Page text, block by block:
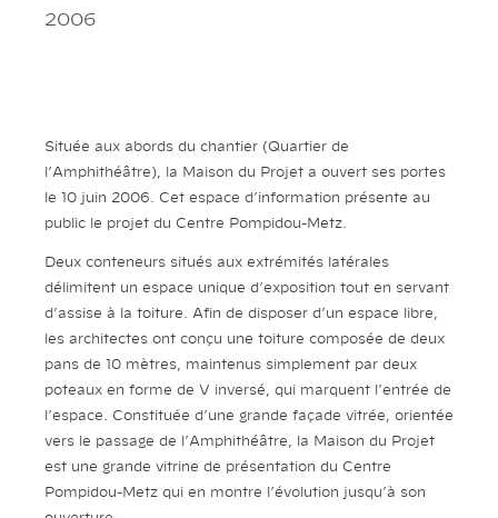
2006
Située aux abords du chantier (Quartier de
l’Amphithéâtre), la Maison du Projet a ouvert ses portes
le 10 juin 2006. Cet espace d’information présente au
public le projet du Centre Pompidou-Metz.
Deux conteneurs situés aux extrémités latérales
délimitent un espace unique d’exposition tout en servant
d’assise à la toiture. Afin de disposer d’un espace libre,
les architectes ont conçu une toiture composée de deux
pans de 10 mètres, maintenus simplement par deux
poteaux en forme de V inversé, qui marquent l’entrée de
l’espace. Constituée d’une grande façade vitrée, orientée
vers le passage de l’Amphithéâtre, la Maison du Projet
est une grande vitrine de présentation du Centre
Pompidou-Metz qui en montre l’évolution jusqu’à son